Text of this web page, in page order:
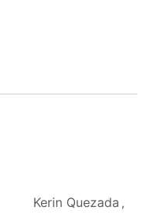
Kerin Quezada ,